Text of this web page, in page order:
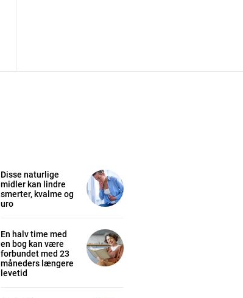
Disse naturlige
midler kan lindre
smerter, kvalme og
uro
En halv time med
en bog kan være
forbundet med 23
måneders længere
levetid